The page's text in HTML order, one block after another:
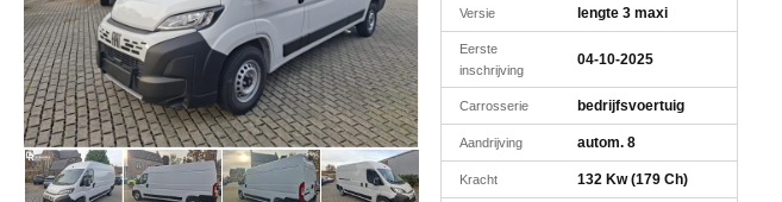
Versie lengte 3 maxi
Eerste
inschrijving
04-10-2025
Carrosserie bedrijfsvoertuig
Aandrijving autom. 8
Kracht 132 Kw (179 Ch)